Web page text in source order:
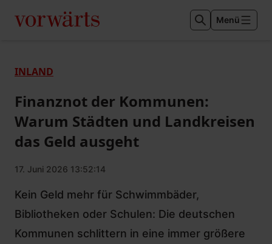
Menü
INLAND
Finanznot der Kommunen:
Warum Städten und Landkreisen
das Geld ausgeht
17. Juni 2026 13:52:14
Kein Geld mehr für Schwimmbäder,
Bibliotheken oder Schulen: Die deutschen
Kommunen schlittern in eine immer größere